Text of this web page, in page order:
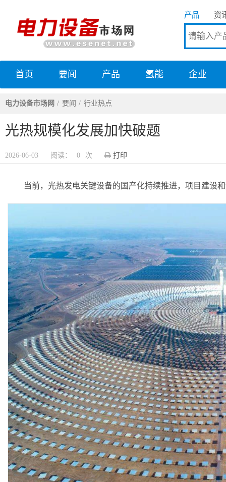
产品 资
首页 要闻 产品 氢能 企业
电力设备市场网 要闻 行业热点
光热规模化发展加快破题
2026-06-03 阅读： 0 次 打印
当前，光热发电关键设备的国产化持续推进，项目建设和